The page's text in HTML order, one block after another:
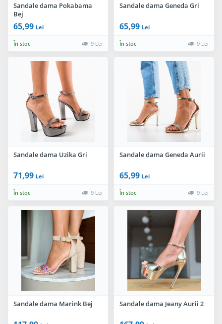
Sandale dama Pokabama
Bej
65,99 Lei
În stoc 9 Lei
Sandale dama Geneda Gri
65,99 Lei
În stoc 9 Lei
Sandale dama Uzika Gri
71,99 Lei
În stoc 9 Lei
Sandale dama Geneda Aurii
65,99 Lei
În stoc 9 Lei
Sandale dama Marink Bej Sandale dama Jeany Aurii 2